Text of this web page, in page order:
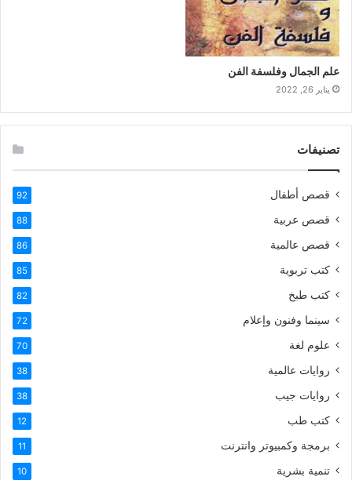
علم الجمال وفلسفة الفن
يناير 26, 2022
تصنيفات
قصص أطفال 92
قصص عربية 88
قصص عالمية 86
كتب تربوية 85
كتب طبخ 82
سينما وفنون وإعلام 72
علوم لغة 70
روايات عالمية 38
روايات جيب 38
كتب طب 12
برمجة وكمبيوتر وانترنت 11
تنمية بشرية 10